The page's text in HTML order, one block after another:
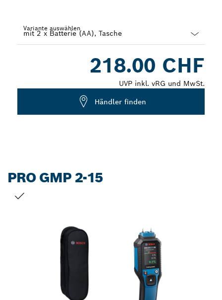
Variante auswählen
218.00 CHF
UVP inkl. vRG und MwSt.
Händler finden
PRO GMP 2-15